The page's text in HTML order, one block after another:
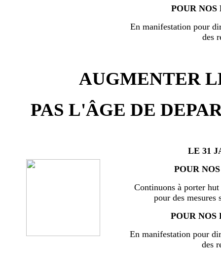
POUR
En manifestation pour
des
AUGMENTER
PAS L'ÂGE DE
LE 31
POUR
Continuons à porter
pour des mesures
POUR NOS
En manifestation pour
des